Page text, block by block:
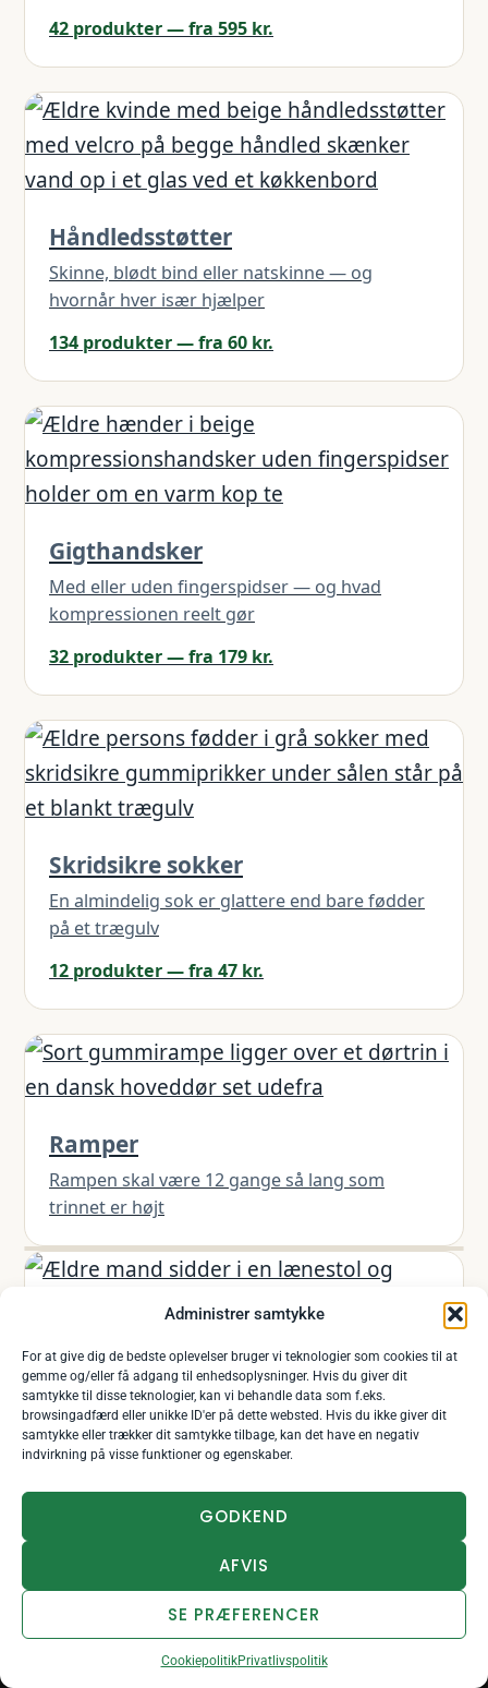
Administrer samtykke
For at give dig de bedste oplevelser bruger vi teknologier som cookies til at
gemme og/eller få adgang til enhedsoplysninger. Hvis du giver dit
samtykke til disse teknologier, kan vi behandle data som f.eks.
browsingadfærd eller unikke ID'er på dette websted. Hvis du ikke giver dit
samtykke eller trækker dit samtykke tilbage, kan det have en negativ
indvirkning på visse funktioner og egenskaber.
GODKEND
AFVIS
SE PRÆFERENCER
CookiepolitikPrivatlivspolitik
42 produkter — fra 595 kr.
Håndledsstøtter
Skinne, blødt bind eller natskinne — og
hvornår hver især hjælper
134 produkter — fra 60 kr.
Gigthandsker
Med eller uden fingerspidser — og hvad
kompressionen reelt gør
32 produkter — fra 179 kr.
Skridsikre sokker
En almindelig sok er glattere end bare fødder
på et trægulv
12 produkter — fra 47 kr.
Ramper
Rampen skal være 12 gange så lang som
trinnet er højt
Pedaltrænere
Motion fra lænestolen — og hvad
hjælpemotoren egentlig gør
Bækkenbundstrænere
Fejlstrøm – »Ikke i nat«
Hør den på Spotify